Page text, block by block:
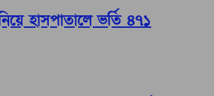
হাসপাতালে ভর্তি ৪৭১